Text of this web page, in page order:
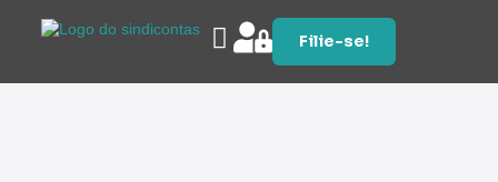
Filie-se!